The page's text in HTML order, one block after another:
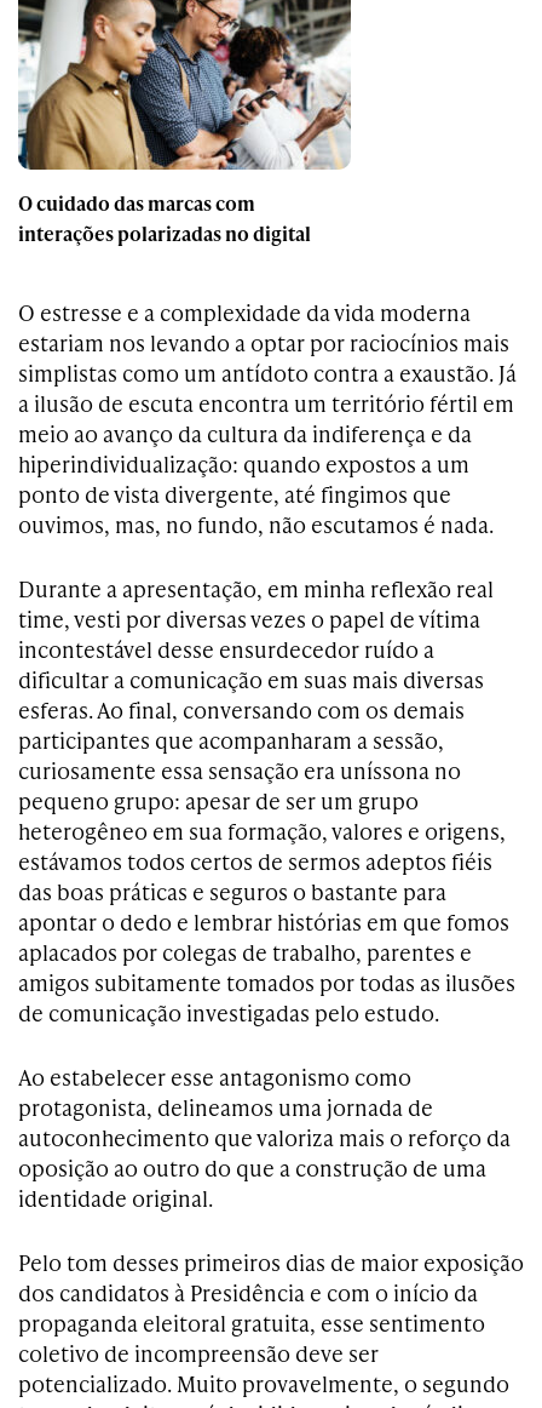
O cuidado das marcas com
interações polarizadas no digital
O estresse e a complexidade da vida moderna
estariam nos levando a optar por raciocínios mais
simplistas como um antídoto contra a exaustão. Já
a ilusão de escuta encontra um território fértil em
meio ao avanço da cultura da indiferença e da
hiperindividualização: quando expostos a um
ponto de vista divergente, até fingimos que
ouvimos, mas, no fundo, não escutamos é nada.
Durante a apresentação, em minha reflexão real
time, vesti por diversas vezes o papel de vítima
incontestável desse ensurdecedor ruído a
dificultar a comunicação em suas mais diversas
esferas. Ao final, conversando com os demais
participantes que acompanharam a sessão,
curiosamente essa sensação era uníssona no
pequeno grupo: apesar de ser um grupo
heterogêneo em sua formação, valores e origens,
estávamos todos certos de sermos adeptos fiéis
das boas práticas e seguros o bastante para
apontar o dedo e lembrar histórias em que fomos
aplacados por colegas de trabalho, parentes e
amigos subitamente tomados por todas as ilusões
de comunicação investigadas pelo estudo.
Ao estabelecer esse antagonismo como
protagonista, delineamos uma jornada de
autoconhecimento que valoriza mais o reforço da
oposição ao outro do que a construção de uma
identidade original.
Pelo tom desses primeiros dias de maior exposição
dos candidatos à Presidência e com o início da
propaganda eleitoral gratuita, esse sentimento
coletivo de incompreensão deve ser
potencializado. Muito provavelmente, o segundo